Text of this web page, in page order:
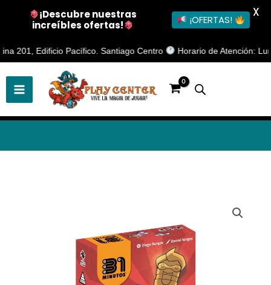
Edificio Pacífico. Santiago Centro Horario de Atención: Lunes a
Ir
al
contenido
¡Descubre nuestras
increíbles ofertas!
¡OFERTAS!
X